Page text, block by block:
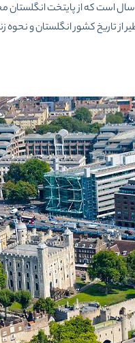
سلطنتی را در خود جای‌داده‌ است. این برج بیش از
از تاریخ کشور انگلستان و